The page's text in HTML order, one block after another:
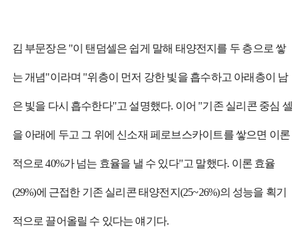
김 부문장은 "이 탠덤셀은 쉽게 말해 태양전지를 두 층으로 쌓
는 개념"이라며 "위층이 먼저 강한 빛을 흡수하고 아래층이 남
은 빛을 다시 흡수한다"고 설명했다. 이어 "기존 실리콘 중심 셀
을 아래에 두고 그 위에 신소재 페로브스카이트를 쌓으면 이론
적으로 40%가 넘는 효율을 낼 수 있다"고 말했다. 이론 효율
(29%)에 근접한 기존 실리콘 태양전지(25~26%)의 성능을 획기
적으로 끌어올릴 수 있다는 얘기다.